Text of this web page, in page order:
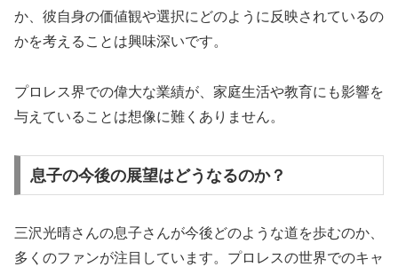
か、彼自身の価値観や選択にどのように反映されているの
かを考えることは興味深いです。
プロレス界での偉大な業績が、家庭生活や教育にも影響を
与えていることは想像に難くありません。
息子の今後の展望はどうなるのか？
三沢光晴さんの息子さんが今後どのような道を歩むのか、
多くのファンが注目しています。プロレスの世界でのキャ